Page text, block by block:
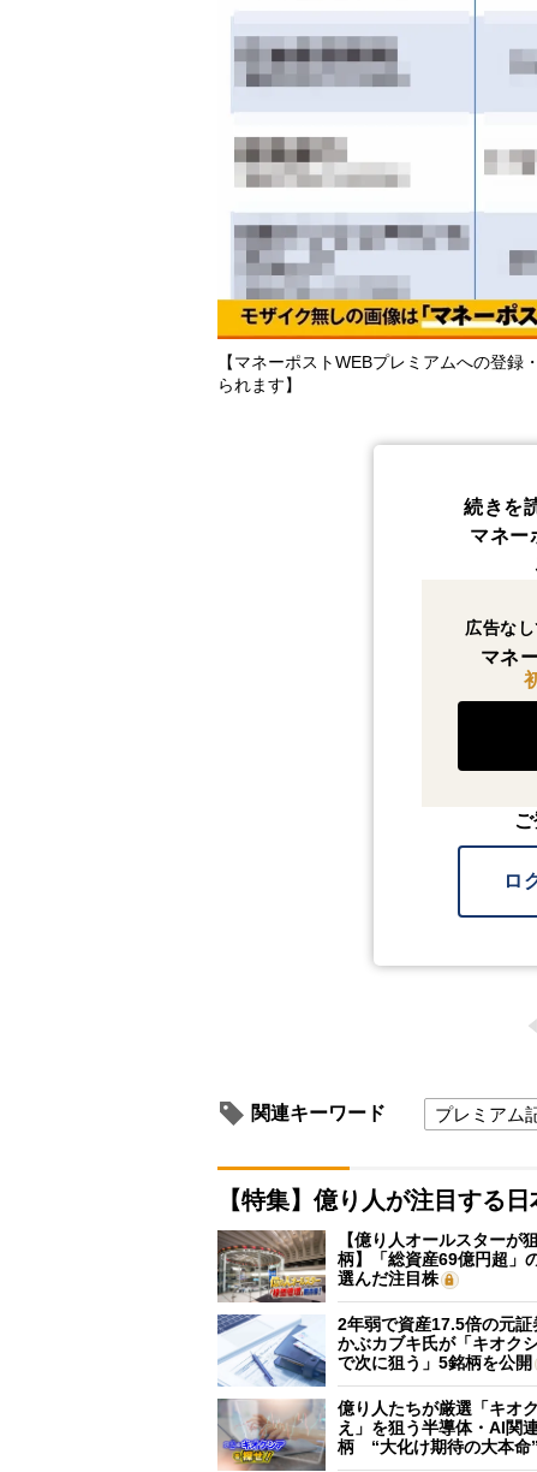
【マネーポストWEBプレミアムへの登
られます】
続きを
マネー
広告な
マネ
ロ
関連キーワード プレミアム
【特集】億り人が注目する
【億り人オールスターが
柄】「総資産69億円超」
選んだ注目株
2年弱で資産17.5倍の元証
かぶカブキ氏が「キオク
で次に狙う」5銘柄を公開
億り人たちが厳選「キオ
え」を狙う半導体・AI関
柄 “大化け期待の大本命